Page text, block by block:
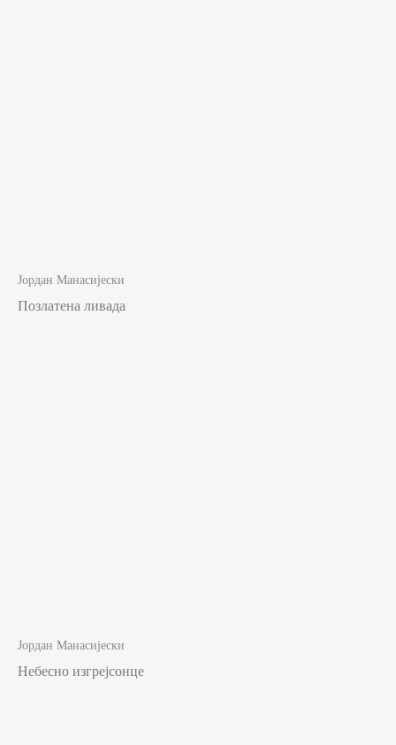
Јордан Манасијески
Позлатена ливада
Јордан Манасијески
Небесно изгрејсонце